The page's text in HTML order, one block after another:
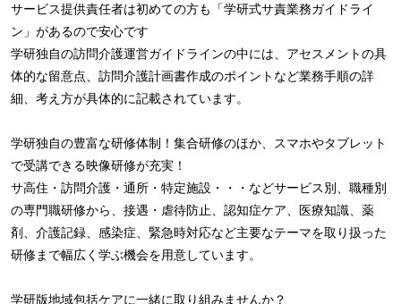
サービス提供責任者は初めての方も「学研式サ責業務ガイドライ
ン」があるので安心です
学研独自の訪問介護運営ガイドラインの中には、アセスメントの具
体的な留意点、訪問介護計画書作成のポイントなど業務手順の詳
細、考え方が具体的に記載されています。
学研独自の豊富な研修体制！集合研修のほか、スマホやタブレット
で受講できる映像研修が充実！
サ高住・訪問介護・通所・特定施設・・・などサービス別、職種別
の専門職研修から、接遇・虐待防止、認知症ケア、医療知識、薬
剤、介護記録、感染症、緊急時対応など主要なテーマを取り扱った
研修まで幅広く学ぶ機会を用意しています。
学研版地域包括ケアに一緒に取り組みませんか？